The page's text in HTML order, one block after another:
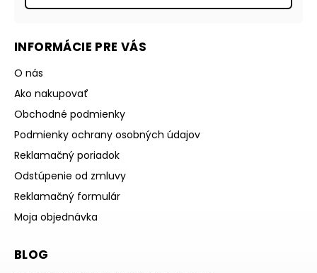
INFORMÁCIE PRE VÁS
O nás
Ako nakupovať
Obchodné podmienky
Podmienky ochrany osobných údajov
Reklamačný poriadok
Odstúpenie od zmluvy
Reklamačný formulár
Moja objednávka
BLOG